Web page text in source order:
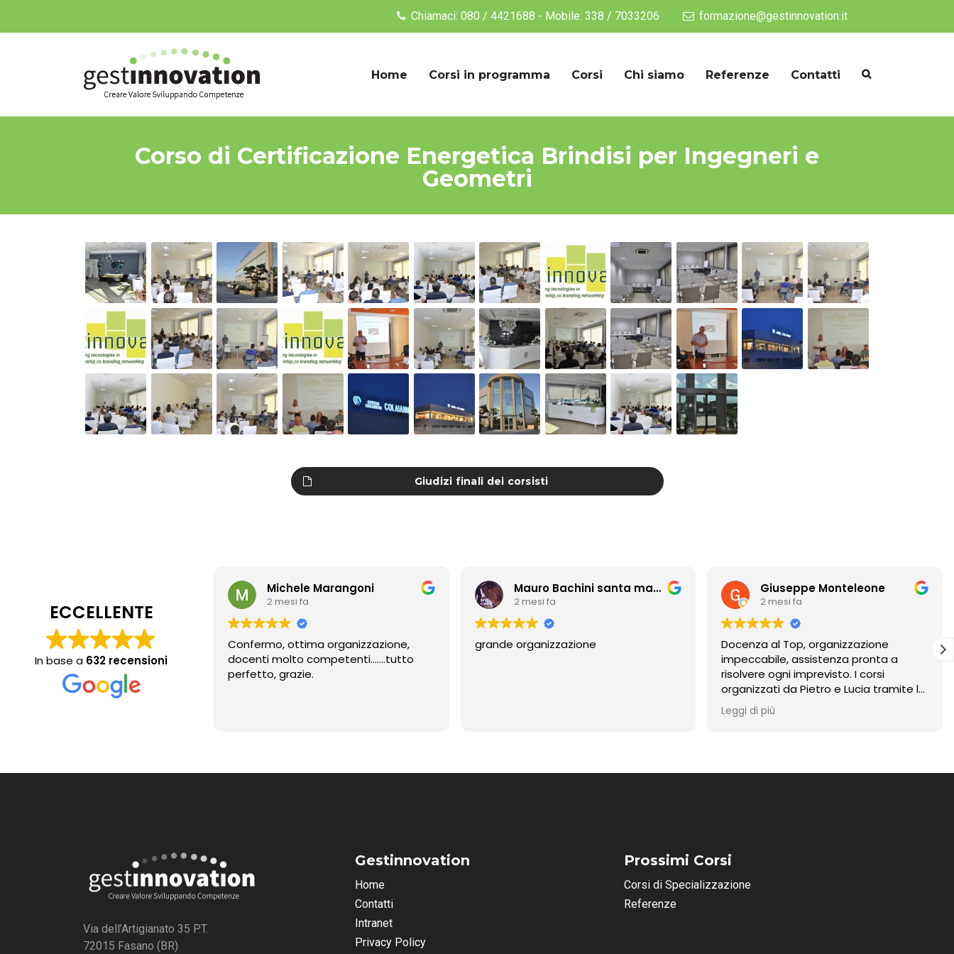
Chiamaci: 080 / 4421688 - Mobile: 338 / 7033206 formazione@gestinnovation.it
Home Corsi in programma Corsi Chi siamo Referenze Contatti
Corso di Certificazione Energetica Brindisi per Ingegneri e
Geometri
Giudizi finali dei corsisti
ECCELLENTE
In base a 632 recensioni
Michele Marangoni
2 mesi fa
Confermo, ottima organizzazione,
docenti molto competenti…….tutto
perfetto, grazie.
Mauro Bachini santa maria a monte oss. Tavolaia
2 mesi fa
grande organizzazione
Giuseppe Monteleone
2 mesi fa
Docenza al Top, organizzazione
impeccabile, assistenza pronta a
risolvere ogni imprevisto. I corsi
organizzati da Pietro e Lucia tramite la
piattaforma Gestinnovation sono da
consigliare
Leggi di più
Via dell’Artigianato 35 P.T.
72015 Fasano (BR)
Gestinnovation
Home
Contatti
Intranet
Privacy Policy
Prossimi Corsi
Corsi di Specializzazione
Referenze